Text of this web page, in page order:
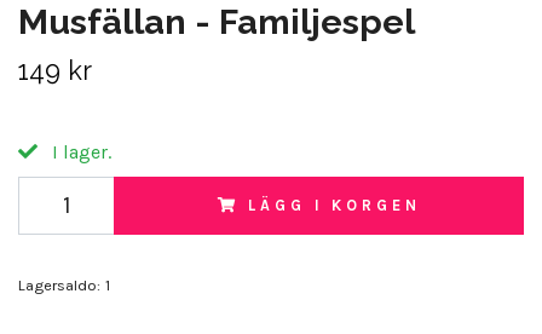
Musfällan - Familjespel
149 kr
I lager.
LÄGG I KORGEN
Lagersaldo: 1